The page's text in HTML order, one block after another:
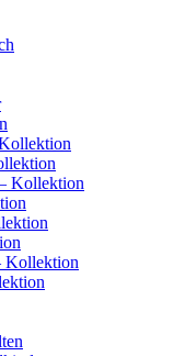
Kollektion
Kollektion